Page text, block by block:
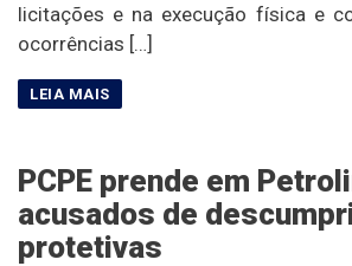
licitações e na execução física e
ocorrências […]
PCPE prende em
acusados de
protetivas